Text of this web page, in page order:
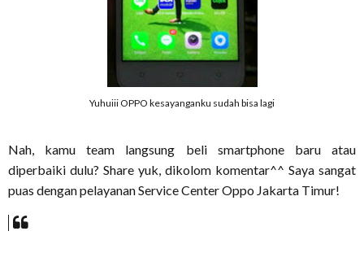
Yuhuiii OPPO kesayanganku sudah bisa lagi
Nah, kamu team langsung beli smartphone baru atau
diperbaiki dulu? Share yuk, dikolom komentar^^ Saya sangat
puas dengan pelayanan Service Center Oppo Jakarta Timur!